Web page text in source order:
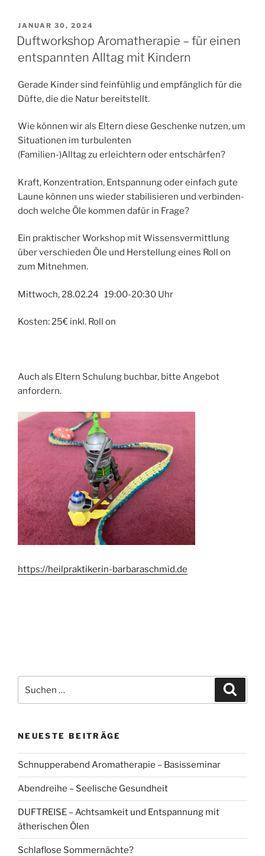
VERÖFFENTLICHT
AM
JANUAR 30, 2024
Duftworkshop Aromatherapie – für einen
entspannten Alltag mit Kindern
Gerade Kinder sind feinfühlig und empfänglich für die
Düfte, die die Natur bereitstellt.
Wie können wir als Eltern diese Geschenke nutzen, um
Situationen im turbulenten
(Familien-)Alltag zu erleichtern oder entschärfen?
Kraft, Konzentration, Entspannung oder einfach gute
Laune können uns wieder stabilisieren und verbinden-
doch welche Öle kommen dafür in Frage?
Ein praktischer Workshop mit Wissensvermittlung
über verschieden Öle und Herstellung eines Roll on
zum Mitnehmen.
Mittwoch, 28.02.24 19:00-20:30 Uhr
Kosten: 25€ inkl. Roll on
Auch als Eltern Schulung buchbar, bitte Angebot
anfordern.
https://heilpraktikerin-barbaraschmid.de
nach:
NEUESTE BEITRÄGE
Schnupperabend Aromatherapie – Basisseminar
Abendreihe – Seelische Gesundheit
DUFTREISE – Achtsamkeit und Entspannung mit
ätherischen Ölen
Schlaflose Sommernächte?